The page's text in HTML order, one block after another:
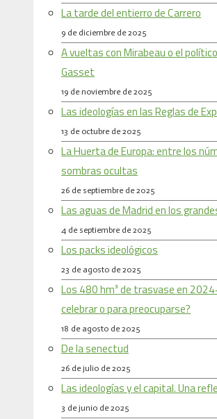
La tarde del entierro de Carrero
9 de diciembre de 2025
A vueltas con Mirabeau o el
Gasset
19 de noviembre de 2025
Las ideologías en las Reglas de
13 de octubre de 2025
La Huerta de Europa: entre los
sombras ocultas
26 de septiembre de 2025
Las aguas de Madrid en los
4 de septiembre de 2025
Los packs ideológicos
23 de agosto de 2025
Los 480 hm³ de trasvase en
celebrar o para preocuparse?
18 de agosto de 2025
De la senectud
26 de julio de 2025
Las ideologías y el capital. Una
3 de junio de 2025